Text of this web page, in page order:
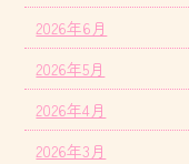
2026年6月
2026年5月
2026年4月
2026年3月